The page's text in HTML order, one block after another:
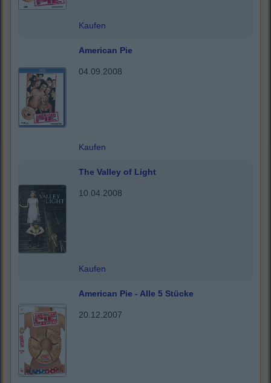
Kaufen
American Pie
04.09.2008
Kaufen
The Valley of Light
10.04.2008
Kaufen
American Pie - Alle 5 Stücke
20.12.2007